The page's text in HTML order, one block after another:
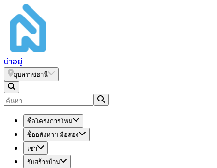
น่าอยู่
อุบลราชธานี
ซื้อโครงการใหม่
ซื้ออสังหาฯ มือสอง
เช่า
รับสร้างบ้าน